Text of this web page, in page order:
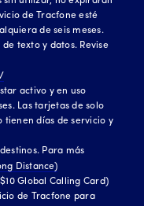
de Tracfone esté
de seis meses.
texto y datos. Revise
activo y en uso
Las tarjetas de solo
tienen días de servicio y
Para más
Distance)
Global Calling Card)
de Tracfone para